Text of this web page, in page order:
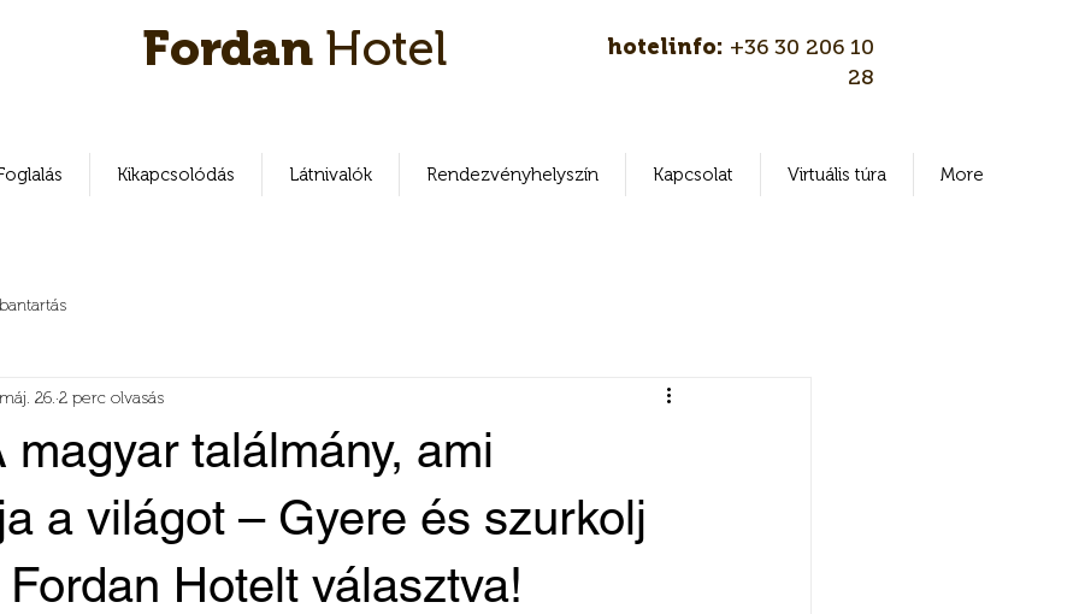
Fordan Hotel hotelinfo: +36 30 206 10
28
Kikapcsolódás Látnivalók Rendezvényhelyszín Kapcsolat Virtuális túra More
magyar találmány, ami
a világot – Gyere és szurkolj
Hotelt választva!
26. 2 perc olvasás